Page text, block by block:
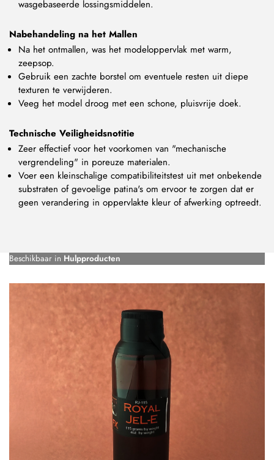
wasgebaseerde lossingsmiddelen.
Nabehandeling na het Mallen
Na het ontmallen, was het modeloppervlak met warm,
zeepsop.
Gebruik een zachte borstel om eventuele resten uit diepe
texturen te verwijderen.
Veeg het model droog met een schone, pluisvrije doek.
Technische Veiligheidsnotitie
Zeer effectief voor het voorkomen van "mechanische
vergrendeling" in poreuze materialen.
Voer een kleinschalige compatibiliteitstest uit met onbekende
substraten of gevoelige patina's om ervoor te zorgen dat er
geen verandering in oppervlakte kleur of afwerking optreedt.
Beschikbaar in Hulpproducten